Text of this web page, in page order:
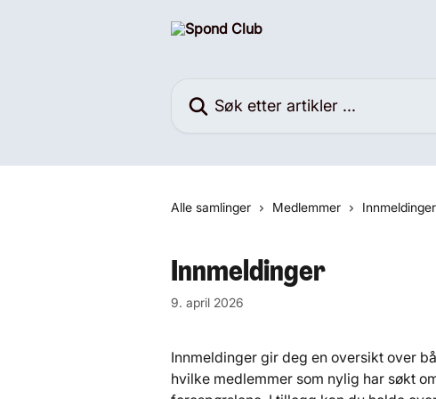
Alle samlinger Medlemmer Innmeldinger
Innmeldinger
9. april 2026
Innmeldinger gir deg en oversikt over
hvilke medlemmer som nylig har søkt